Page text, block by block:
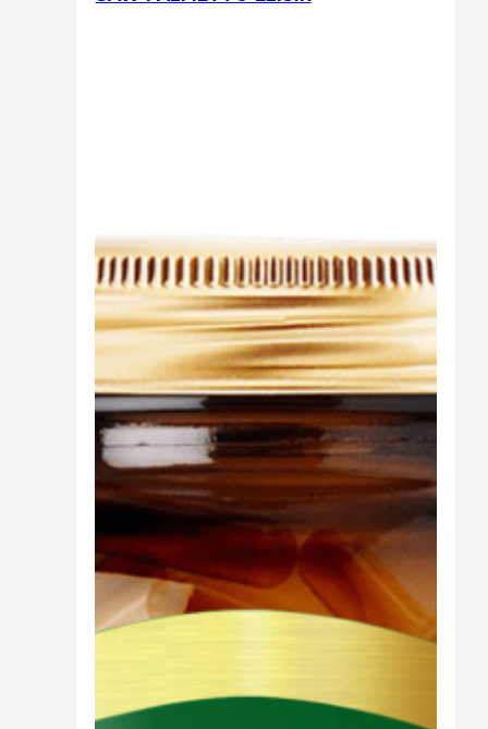
Dimagrimento naturale
Ipoglicemizzanti
Diuretici Naturali
Termogenici
Altro
Cibo